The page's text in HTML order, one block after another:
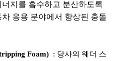
지를 흡수하고 분산하도록
응용 분야에서 향상된 충돌
Foam) : 당사의 웨더 스